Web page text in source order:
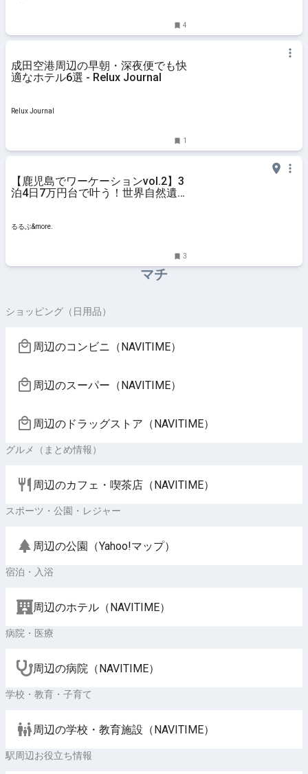
4
成田空港周辺の早朝・深夜便でも快
適なホテル6選 - Relux Journal
Relux Journal
1
【鹿児島でワーケーションvol.2】3
泊4日7万円台で叶う！世界自然遺
験記｜るるぶ&more.
るるぶ&more.
3
マチ
ショッピング（日用品）
周辺のコンビニ（NAVITIME）
周辺のスーパー（NAVITIME）
周辺のドラッグストア（NAVITIME）
グルメ（まとめ情報）
周辺のカフェ・喫茶店（NAVITIME）
スポーツ・公園・レジャー
周辺の公園（Yahoo!マップ）
宿泊・入浴
周辺のホテル（NAVITIME）
病院・医療
周辺の病院（NAVITIME）
学校・教育・子育て
周辺の学校・教育施設（NAVITIME）
駅周辺お役立ち情報